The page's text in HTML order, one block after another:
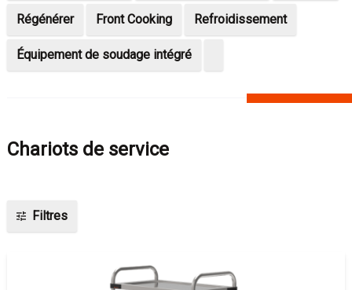
Régénérer Front Cooking Refroidissement
Équipement de soudage intégré
Chariots de service
Filtres
tune